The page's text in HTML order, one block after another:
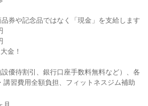
券や記念品ではなく「現金」を支給します
優待割引、銀行口座手数料無料など）、各
講習費用全額負担、フィットネスジム補助